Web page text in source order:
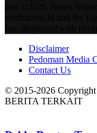
Disclaimer
Pedoman Media
Contact Us
© 2015-2026 Copyright
BERITA TERKAIT